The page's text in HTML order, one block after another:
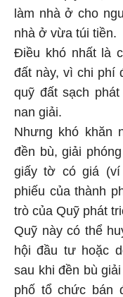
làm nhà ở cho
nhà ở vừa túi tiền.
Điều khó nhất là
đất này, vì chi phí
quỹ đất sạch
nan giải.
Nhưng khó khăn
đền bù, giải
giấy tờ có giá
phiếu của thành
trò của Quỹ phát
Quỹ này có thể
hội đầu tư hoặc
sau khi đền bù
phố tổ chức bán